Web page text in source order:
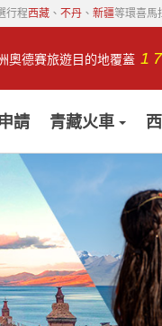
行程西藏 、 不丹 、 新疆等環喜馬
奧德賽旅遊目的地覆蓋
請 青藏火車